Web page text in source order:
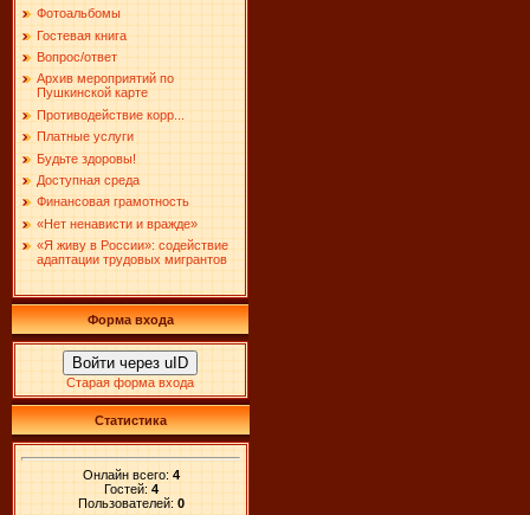
Фотоальбомы
Гостевая книга
Вопрос/ответ
Архив мероприятий по
Пушкинской карте
Противодействие корр...
Платные услуги
Будьте здоровы!
Доступная среда
Финансовая грамотность
«Нет ненависти и вражде»
«Я живу в России»: содействие
адаптации трудовых мигрантов
Форма входа
Войти через uID
Старая форма входа
Статистика
Онлайн всего: 4
Гостей: 4
Пользователей: 0